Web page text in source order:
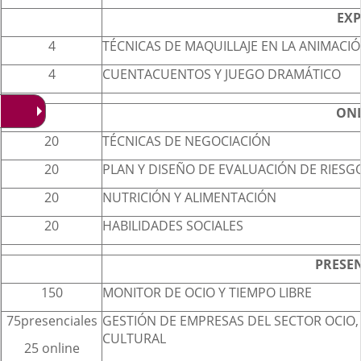
4
TÉCNICAS DE MAQUILLAJE EN LA
4
CUENTACUENTOS Y JUEGO DRAMÁTICO
20
TÉCNICAS DE NEGOCIACIÓN
20
PLAN Y DISEÑO DE EVALUACIÓN DE
20
NUTRICIÓN Y ALIMENTACIÓN
20
HABILIDADES SOCIALES
150
MONITOR DE OCIO Y TIEMPO LIBRE
75presenciales
25 online
GESTIÓN DE EMPRESAS DEL SECTOR
CULTURAL